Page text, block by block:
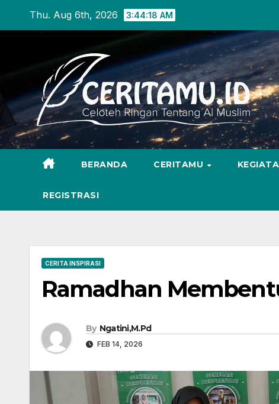
Thu. Aug 6th, 2026 3:44:20 AM
BERANDA CERITAMU
REGISTRASI
CERITA INSPIRASI
Ramadhan
By Ngatini,M.Pd
FEB 14, 2026